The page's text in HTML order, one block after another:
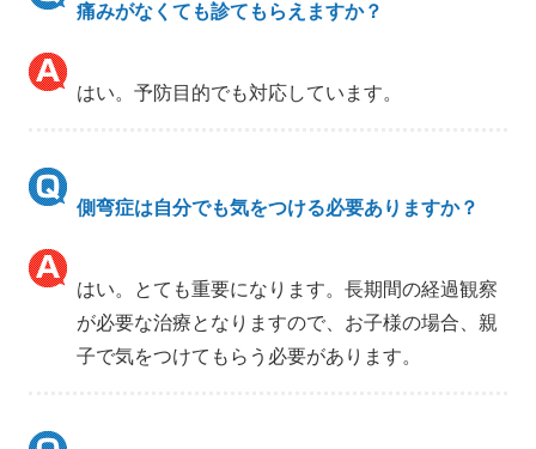
痛みがなくても診てもらえますか？
はい。予防目的でも対応しています。
側弯症は自分でも気をつける必要ありますか？
はい。とても重要になります。長期間の経過観察
が必要な治療となりますので、お子様の場合、親
子で気をつけてもらう必要があります。